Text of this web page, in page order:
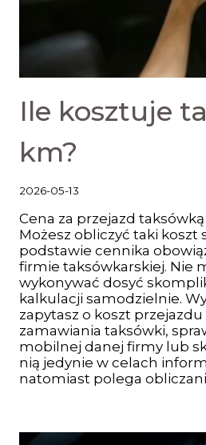
Ile kosztuje
km?
2026-05-13
Cena za przejazd
Możesz obliczyć taki koszt
podstawie cennika
firmie taksówkarskiej. Nie
wykonywać dosyć
kalkulacji samodzielnie.
zapytasz o koszt
zamawiania taksówki,
mobilnej danej firmy lub
nią jedynie w celach
natomiast polega